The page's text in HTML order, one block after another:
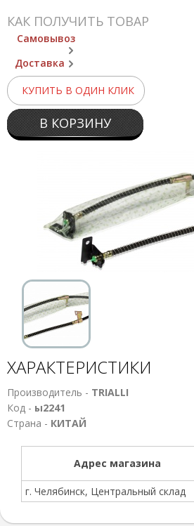
КАК ПОЛУЧИТЬ ТОВАР
Самовывоз
Доставка
КУПИТЬ В ОДИН КЛИК
В КОРЗИНУ
ХАРАКТЕРИСТИКИ
Производитель - TRIALLI
Код - ы2241
Страна - КИТАЙ
Адрес магазина
г. Челябинск, Центральный склад